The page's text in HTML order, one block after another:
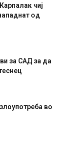
чиј
од
за САД за да
во